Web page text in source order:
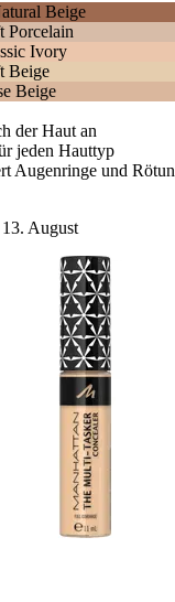
Beige
Porcelain
Ivory
Beige
Beige
der Haut an
jeden Hauttyp
Augenringe und
August